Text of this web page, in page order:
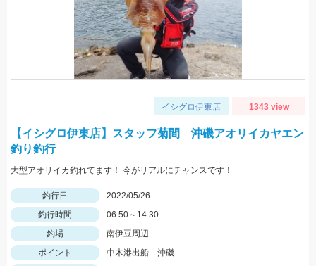
イシグロ伊東店 1343 view
【イシグロ伊東店】スタッフ菊間 沖磯アオリイカヤエン
釣り釣行
大型アオリイカ釣れてます！ 今がリアルにチャンスです！
釣行日
2022/05/26
釣行時間
06:50～14:30
釣場
南伊豆周辺
ポイント
中木港出船 沖磯